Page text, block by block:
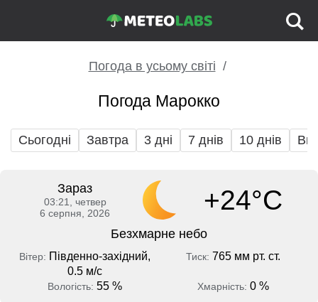
Погода в усьому світі
Погода Марокко
Сьогодні Завтра 3 дні 7 днів 10 днів
Зараз
03:21, четвер
6 серпня, 2026
+24°C
Безхмарне небо
Вітер: Південно-західний,
0.5 м/с
Тиск: 765 мм рт. ст.
Вологість: 55 % Хмарність: 0 %